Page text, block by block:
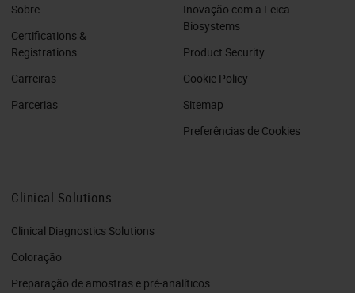
Sobre
Certifications &
Registrations
Carreiras
Parcerias
Inovação com a Leica
Biosystems
Product Security
Cookie Policy
Sitemap
Preferências de Cookies
Clinical Solutions
Clinical Diagnostics Solutions
Coloração
Preparação de amostras e pré-analíticos